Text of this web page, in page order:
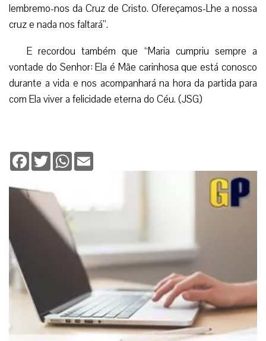
lembremo-nos da Cruz de Cristo. Ofereçamos-Lhe a nossa
cruz e nada nos faltará”.
E recordou também que “Maria cumpriu sempre a
vontade do Senhor: Ela é Mãe carinhosa que está conosco
durante a vida e nos acompanhará na hora da partida para
com Ela viver a felicidade eterna do Céu. (JSG)
Facebook
TwitterWhatsApp